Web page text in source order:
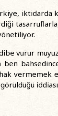
iktidarda
vurur
ben
vermemek